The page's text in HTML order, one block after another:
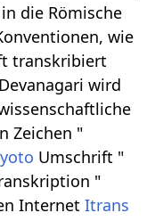
die Römische
wie
transkribiert
wird
Zeichen "
Umschrift "
"
InternetItrans